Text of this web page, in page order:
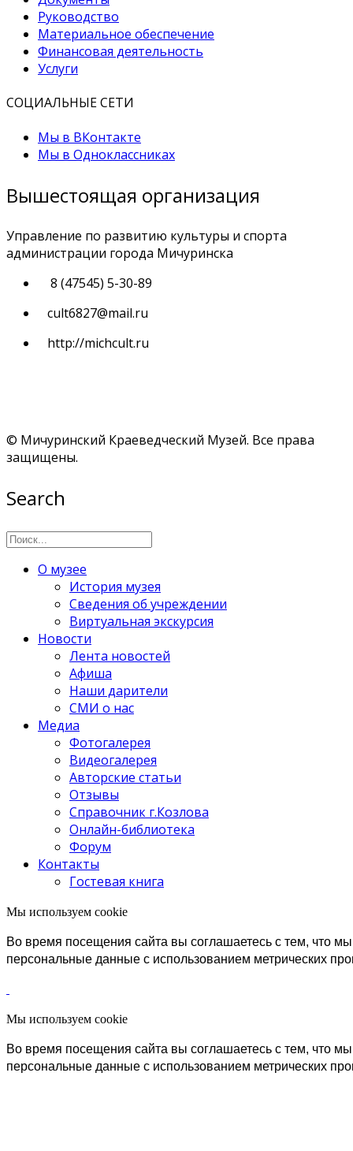
Руководство
Материальное обеспечение
Финансовая деятельность
Услуги
СОЦИАЛЬНЫЕ СЕТИ
Мы в ВКонтакте
Мы в Одноклассниках
Вышестоящая организация
Управление по развитию культуры и спорта
администрации города Мичуринска
8 (47545) 5-30-89
cult6827@mail.ru
http://michcult.ru
© Мичуринский Краеведческий Музей. Все права
защищены.
Search
О музее
История музея
Сведения об учреждении
Виртуальная экскурсия
Новости
Лента новостей
Афиша
Наши дарители
СМИ о нас
Медиа
Фотогалерея
Видеогалерея
Авторские статьи
Отзывы
Справочник г.Козлова
Онлайн-библиотека
Форум
Контакты
Гостевая книга
Мы используем cookie
Во время посещения сайта вы соглашаетесь с тем, что
персональные данные с использованием метрических
Мы используем cookie
Во время посещения сайта вы соглашаетесь с тем, что
персональные данные с использованием метрических